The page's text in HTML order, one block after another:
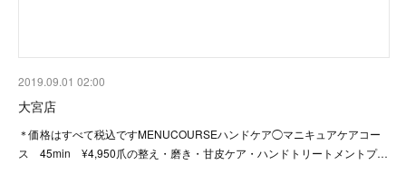
2019.09.01 02:00
大宮店
＊価格はすべて税込ですMENUCOURSEハンドケア◯マニキュアケアコー
ス 45min ¥4,950爪の整え・磨き・甘皮ケア・ハンドトリートメントプ…